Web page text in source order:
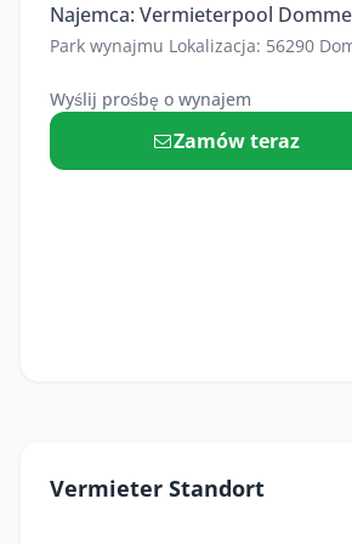
Najemca: Vermieterpool
Park wynajmu Lokalizacja: 56290
Wyślij prośbę o wynajem
Zamów teraz
Vermieter Standort